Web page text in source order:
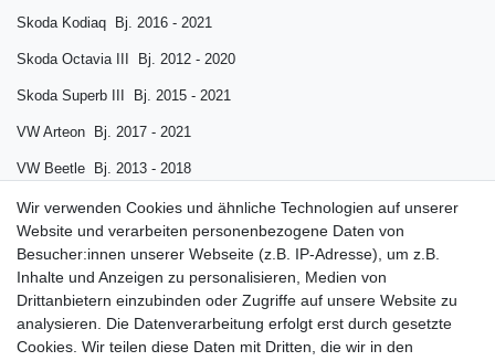
Skoda Kodiaq Bj. 2016 - 2021
Skoda Octavia III Bj. 2012 - 2020
Skoda Superb III Bj. 2015 - 2021
VW Arteon Bj. 2017 - 2021
VW Beetle Bj. 2013 - 2018
VW Golf 7 Bj. 2012 - 2020
VW Golf Sportsvan Bj. 2014 - 2021
VW Tiguan II Bj. 2016 - 2021
VW Touran II Bj. 2015 - 2021
VW T-Roc Bj. 2017 - 2021
Wir verwenden Cookies und ähnliche Technologien auf unserer
Website und verarbeiten personenbezogene Daten von
Besucher:innen unserer Webseite (z.B. IP-Adresse), um z.B.
Inhalte und Anzeigen zu personalisieren, Medien von
Drittanbietern einzubinden oder Zugriffe auf unsere Website zu
analysieren. Die Datenverarbeitung erfolgt erst durch gesetzte
Cookies. Wir teilen diese Daten mit Dritten, die wir in den